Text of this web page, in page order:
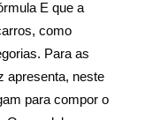
E que a
como
Para as
apresenta, neste
para compor o